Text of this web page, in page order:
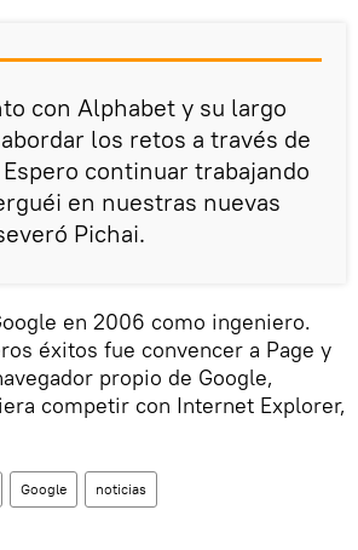
con Alphabet y su largo
los retos a través de
continuar trabajando
en nuestras nuevas
Pichai.
en 2006 como ingeniero.
éxitos fue convencer a Page y
propio de Google,
competir con Internet Explorer,
Google noticias